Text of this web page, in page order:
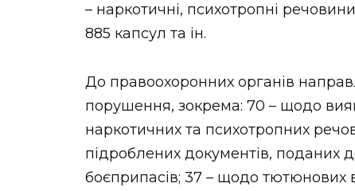
– наркотичні, психотропні
885 капсул та ін.
До правоохоронних органів
порушення, зокрема: 70 – щодо
наркотичних та психотропних
підроблених документів, поданих
боєприпасів; 37 – щодо тютюнових